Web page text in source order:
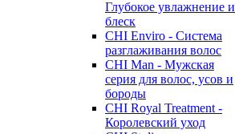
Глубокое увлажнение и
блеск
CHI Enviro - Система
разглаживания волос
CHI Man - Мужская
серия для волос, усов и
бороды
CHI Royal Treatment -
Королевский уход